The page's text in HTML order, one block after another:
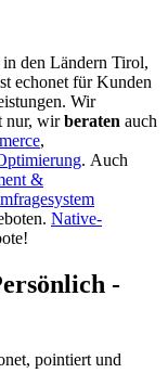
den Ländern Tirol,
echonet für Kunden
Wir
nur, wirberaten auch
,
. Auch
&
Native-
-
pointiert und